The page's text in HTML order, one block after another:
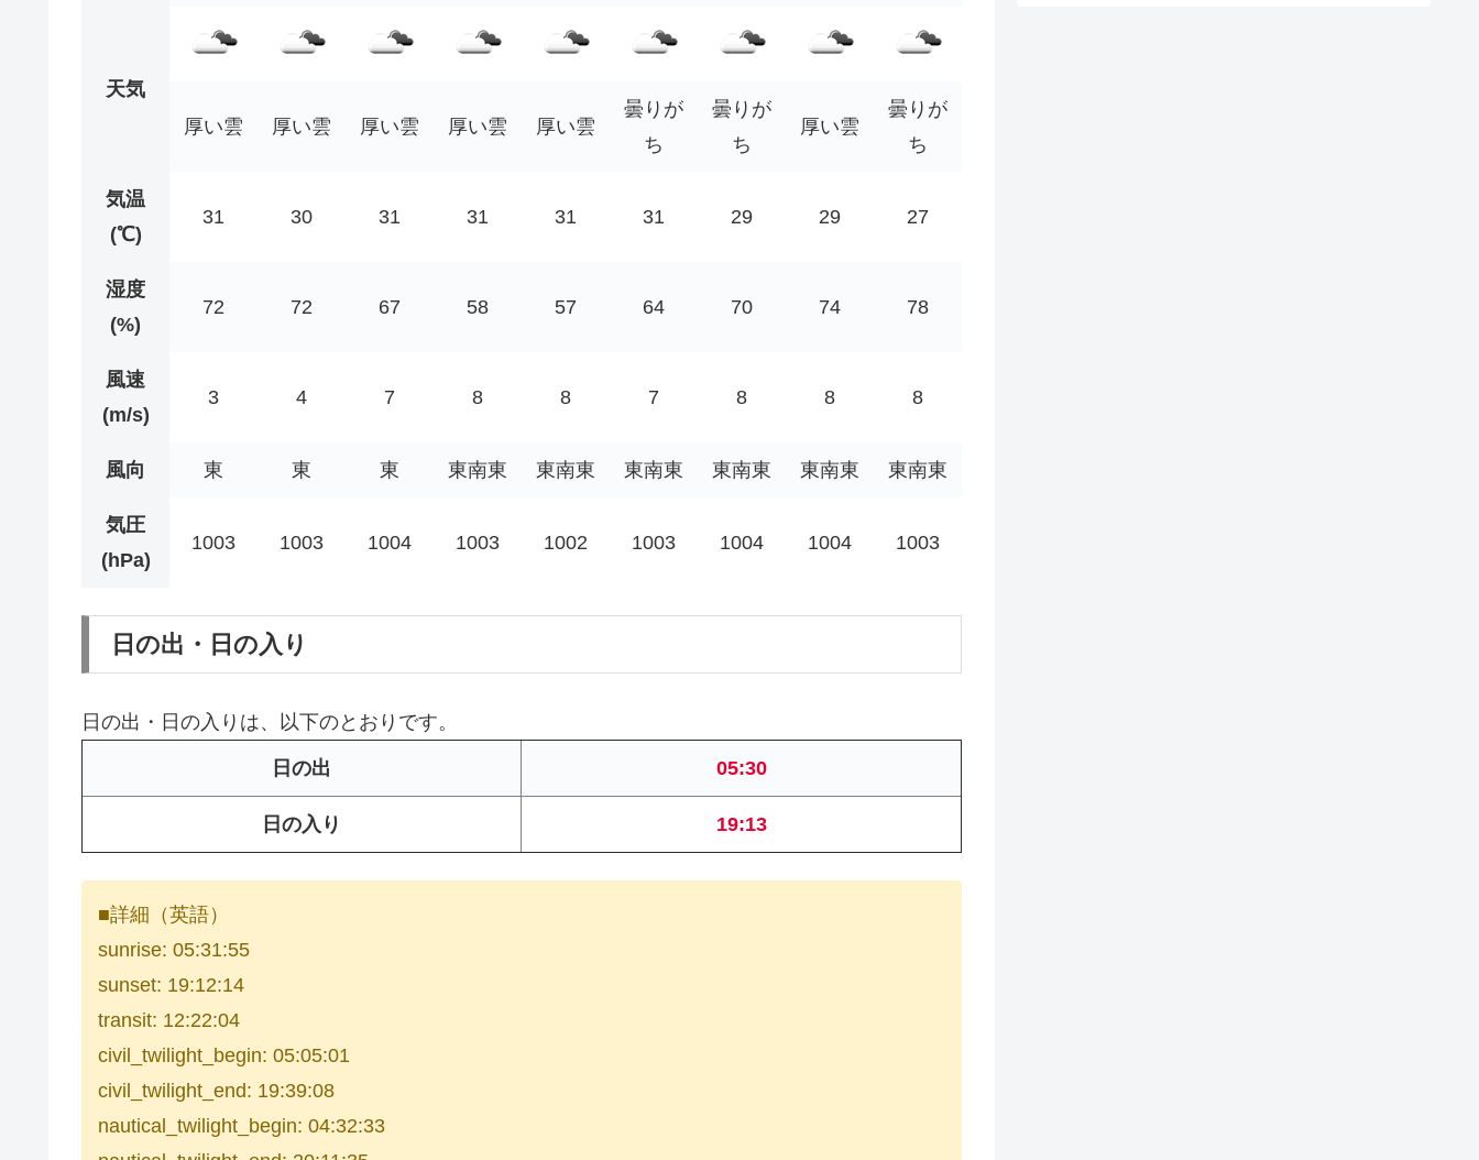
天気
厚い雲
厚い雲 厚い雲 厚い雲 厚い雲
曇りが
ち
曇りが
ち
厚い雲
曇りが
ち
気温
(℃)
31 30 31 31 31 31 29 29 27
湿度
(%)
72 72 67 58 57 64 70 74 78
風速
(m/s)
3 4 7 8 8 7 8 8 8
風向 東 東 東 東南東 東南東 東南東 東南東 東南東 東南東
気圧
(hPa)
1003 1003 1004 1003 1002 1003 1004 1004 1003
日の出・日の入り
日の出・日の入りは、以下のとおりです。
日の出 05:30
日の入り 19:13
■詳細（英語）
sunrise: 05:31:55
sunset: 19:12:14
transit: 12:22:04
civil_twilight_begin: 05:05:01
civil_twilight_end: 19:39:08
nautical_twilight_begin: 04:32:33